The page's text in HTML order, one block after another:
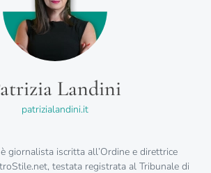
Landini
patrizialandini.it
giornalista iscritta all’Ordine e direttrice
testata registrata al Tribunale di